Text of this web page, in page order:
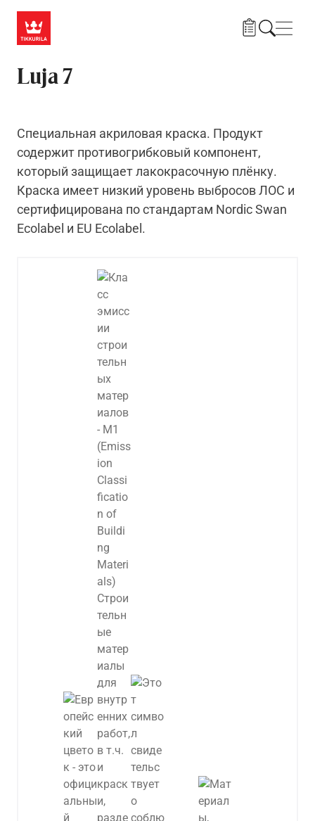
Luja 7
Специальная акриловая краска. Продукт
содержит противогрибковый компонент,
который защищает лакокрасочную плёнку.
Краска имеет низкий уровень выбросов ЛОС и
сертифицирована по стандартам Nordic Swan
Ecolabel и EU Ecolabel.